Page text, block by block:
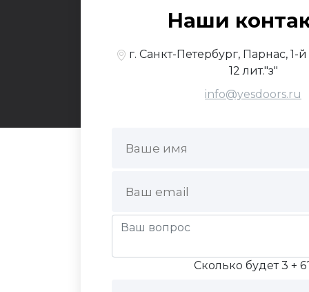
Наши
г. Санкт-Петербург, Парнас,
12 лит."з"
info@yesdoors.ru
Сколько будет 3 +